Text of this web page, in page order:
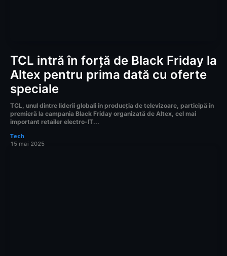
TCL intră în forță de Black Friday la
Altex pentru prima dată cu oferte
speciale
TCL, unul dintre liderii globali în producția de televizoare, participă în
premieră la campania Black Friday organizată de Altex, cel mai
important retailer electro-IT...
Tech
15 mai 2025